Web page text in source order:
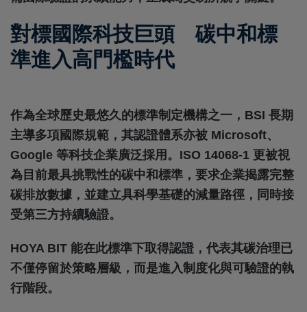
對標國際科技巨頭 碳中和標
準進入高門檻時代
作為全球歷史最悠久的標準制定機構之一，BSI 長期
主導多項國際規範，其認證體系亦被 Microsoft、
Google 等科技企業廣泛採用。ISO 14068-1 更被視
為目前最具挑戰性的碳中和標準，要求企業揭露完整
碳排放數據，並建立具科學基礎的減量路徑，同時接
受第三方持續驗證。
HOYA BIT 能在此標準下取得認證，代表其碳治理已
不僅停留於策略層級，而是進入制度化與可驗證的執
行階段。